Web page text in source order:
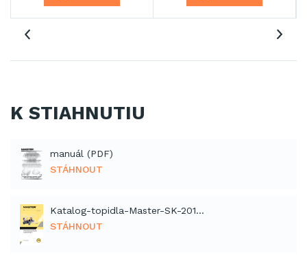
K STIAHNUTIU
manuál (PDF)
STÁHNOUT
Katalog-topidla-Master-SK-2012 (PDF)
STÁHNOUT